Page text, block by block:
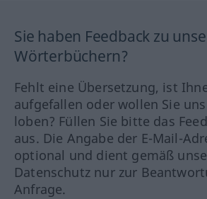
Sie haben Feedback zu
Wörterbüchern?
Fehlt eine Übersetzung, ist
aufgefallen oder wollen Sie
loben? Füllen Sie bitte das
aus. Die Angabe der E-Mail-
optional und dient gemäß
Datenschutz nur zur
Anfrage.